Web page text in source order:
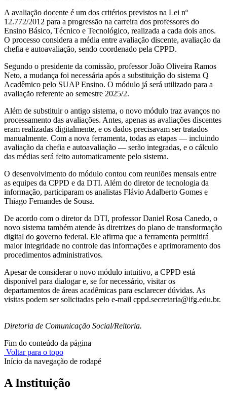
A avaliação docente é um dos critérios previstos na Lei nº
12.772/2012 para a progressão na carreira dos professores do
Ensino Básico, Técnico e Tecnológico, realizada a cada dois anos.
O processo considera a média entre avaliação discente, avaliação da
chefia e autoavaliação, sendo coordenado pela CPPD.
Segundo o presidente da comissão, professor João Oliveira Ramos
Neto, a mudança foi necessária após a substituição do sistema Q
Acadêmico pelo SUAP Ensino. O módulo já será utilizado para a
avaliação referente ao semestre 2025/2.
Além de substituir o antigo sistema, o novo módulo traz avanços no
processamento das avaliações. Antes, apenas as avaliações discentes
eram realizadas digitalmente, e os dados precisavam ser tratados
manualmente. Com a nova ferramenta, todas as etapas — incluindo
avaliação da chefia e autoavaliação — serão integradas, e o cálculo
das médias será feito automaticamente pelo sistema.
O desenvolvimento do módulo contou com reuniões mensais entre
as equipes da CPPD e da DTI. Além do diretor de tecnologia da
informação, participaram os analistas Flávio Adalberto Gomes e
Thiago Fernandes de Sousa.
De acordo com o diretor da DTI, professor Daniel Rosa Canedo, o
novo sistema também atende às diretrizes do plano de transformação
digital do governo federal. Ele afirma que a ferramenta permitirá
maior integridade no controle das informações e aprimoramento dos
procedimentos administrativos.
Apesar de considerar o novo módulo intuitivo, a CPPD está
disponível para dialogar e, se for necessário, visitar os
departamentos de áreas acadêmicas para esclarecer dúvidas. As
visitas podem ser solicitadas pelo e-mail cppd.secretaria@ifg.edu.br.
Diretoria de Comunicação Social/Reitoria.
Fim do conteúdo da página
Voltar para o topo
Início da navegação de rodapé
A Instituição